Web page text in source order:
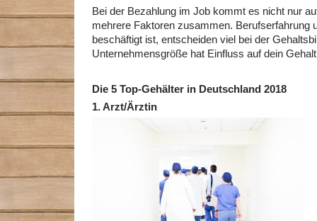
Bei der Bezahlung im Job kommt es nicht nur
mehrere Faktoren zusammen. Berufserfahrung
beschäftigt ist, entscheiden viel bei der
Unternehmensgröße hat Einfluss auf dein
Die 5 Top-Gehälter in Deutschland 2018
1.Arzt/Ärztin